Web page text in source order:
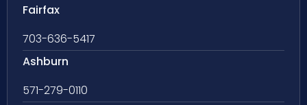
Fairfax
703-636-5417
Ashburn
571-279-0110